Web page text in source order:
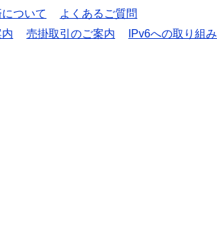
ついて
よくあるご質問
売掛取引のご案内
IPv6への取り組み